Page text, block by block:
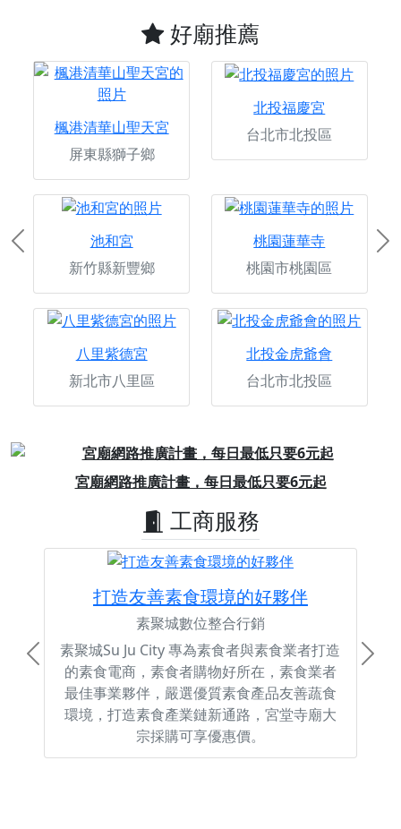
好廟推薦
楓港清華山聖天宮
屏東縣獅子鄉
北投福慶宮
台北市北投區
池和宮
新竹縣新豐鄉
桃園蓮華寺
桃園市桃園區
八里紫德宮
新北市八里區
北投金虎爺會
台北市北投區
Previous
宮廟網路推廣計畫，每日最低只要6元起
Previous
工商服務
打造友善素食環境的好夥伴
素聚城數位整合行銷
素聚城Su Ju City 專為素食者與素食業者打造
的素食電商，素食者購物好所在，素食業者
最佳事業夥伴，嚴選優質素食產品友善蔬食
環境，打造素食產業鏈新通路，宮堂寺廟大
宗採購可享優惠價。
Previous Next